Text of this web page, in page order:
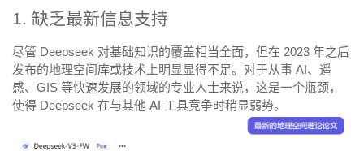
1. 缺乏最新信息支持
尽管 Deepseek 对基础知识的覆盖相当全面，但在 2023 年之后
发布的地理空间库或技术上明显显得不足。对于从事 AI、遥
感、GIS 等快速发展的领域的专业人士来说，这是一个瓶颈，
使得 Deepseek 在与其他 AI 工具竞争时稍显弱势。